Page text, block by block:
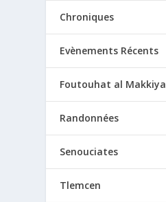
Chroniques
Evènements Récents
Foutouhat al Makkiya
Randonnées
Senouciates
Tlemcen